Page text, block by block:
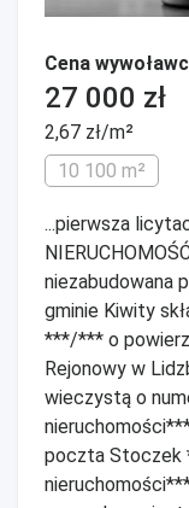
Cena
27 000 zł
2,67 zł/m²
10 100 m²
...pierwsza
niezabudowana
gminie Kiwity
***/*** o
Rejonowy w
wieczystą o
poczta Stoczek